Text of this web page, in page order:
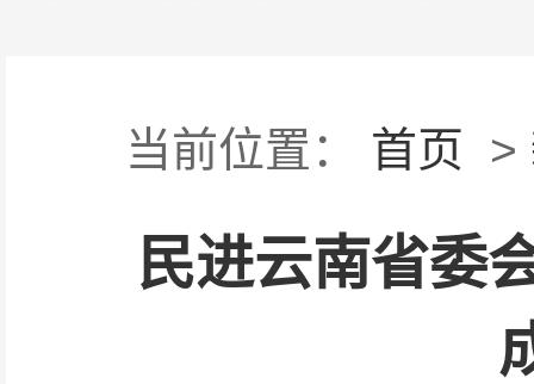
当前位置： 首页 >
民进云南省委